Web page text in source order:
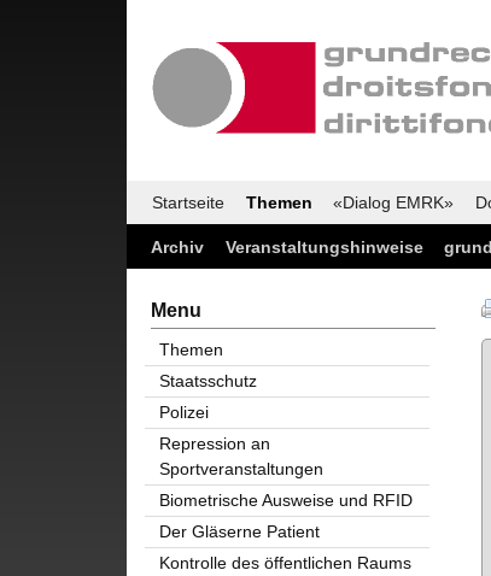
Startseite Themen «Dialog EMRK»
Archiv Veranstaltungshinweise
Menu
Themen
Staatsschutz
Polizei
Repression an
Sportveranstaltungen
Biometrische Ausweise und RFID
Der Gläserne Patient
Kontrolle des öffentlichen Raums